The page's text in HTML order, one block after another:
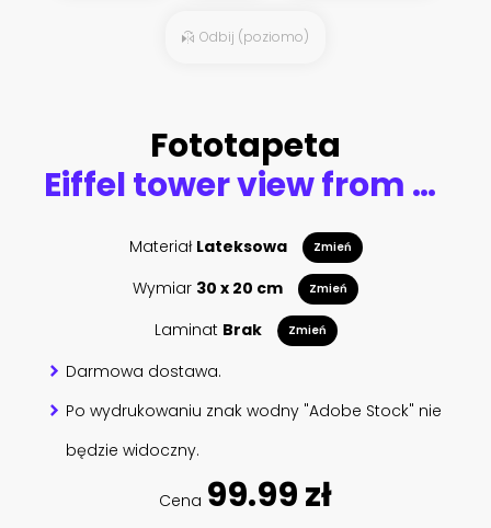
Odbij (poziomo)
Fototapeta
Eiffel tower view from the street of Paris
Materiał Lateksowa Zmień
Wymiar 30 x 20 cm Zmień
Laminat Brak Zmień
Darmowa dostawa.
Po wydrukowaniu znak wodny "Adobe Stock" nie
będzie widoczny.
Cena 99.99 zł